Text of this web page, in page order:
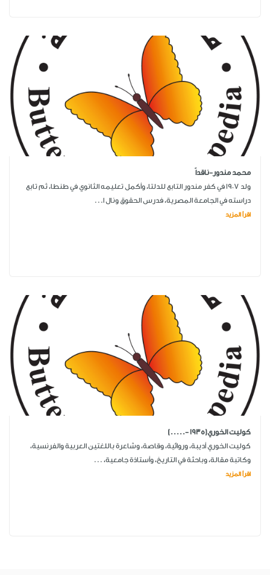
محمد مندور-ناقداً
ولد 1907 في كفر مندور التابع للدلتا، وأكمل تعليمه الثانوي في طنطا، ثم تابع
دراسته في الجامعة المصرية، فدرس الحقوق ونال ا...
اقرأ المزيد
كوليت الخوري(1935 -.....)
كوليت الخوري أديبة، وروائية، وقاصة، وشاعرة باللغتين العربية والفرنسية،
وكاتبة مقالة، وباحثة في التاريخ، وأستاذة جامعية، ...
اقرأ المزيد